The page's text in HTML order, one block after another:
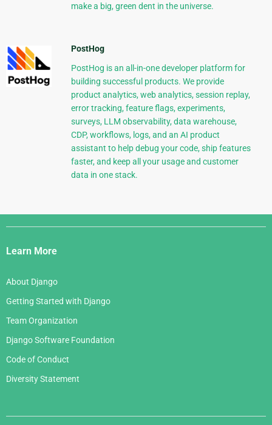
make a big, green dent in the universe.
PostHog
PostHog is an all-in-one developer platform for
building successful products. We provide
product analytics, web analytics, session replay,
error tracking, feature flags, experiments,
surveys, LLM observability, data warehouse,
CDP, workflows, logs, and an AI product
assistant to help debug your code, ship features
faster, and keep all your usage and customer
data in one stack.
Django
Links
Learn More
About Django
Getting Started with Django
Team Organization
Django Software Foundation
Code of Conduct
Diversity Statement